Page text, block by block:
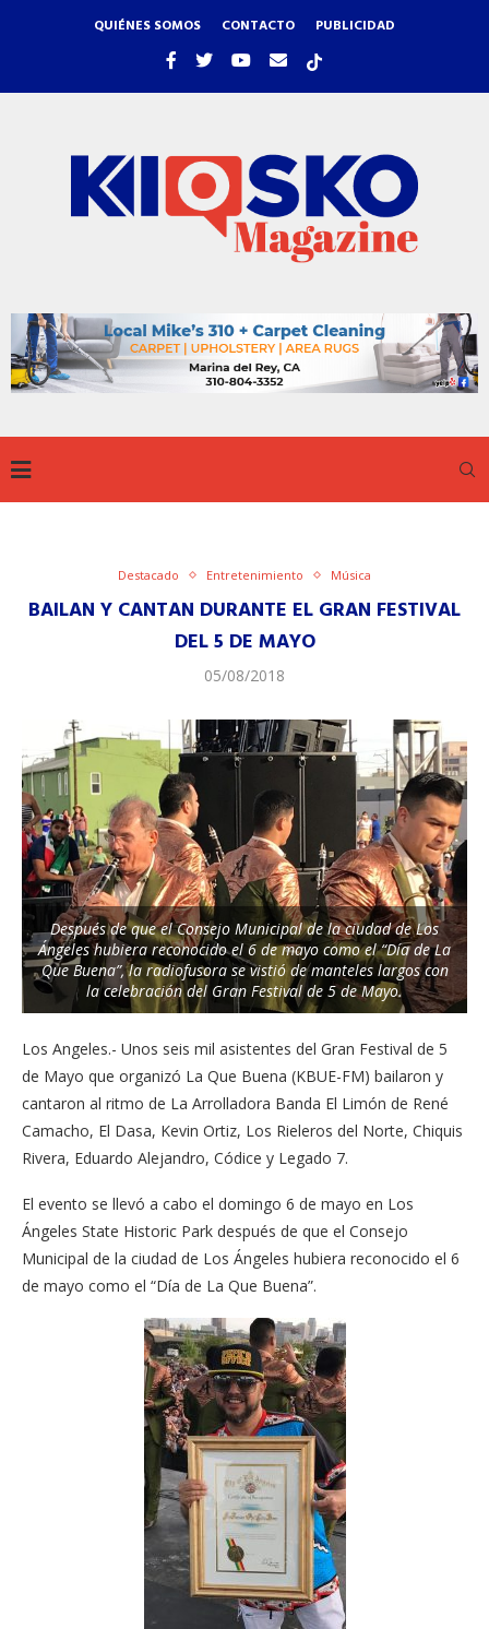
QUIÉNES SOMOS CONTACTO PUBLICIDAD
Destacado Entretenimiento Música
BAILAN Y CANTAN DURANTE EL GRAN FESTIVAL
DEL 5 DE MAYO
05/08/2018
Después de que el Consejo Municipal de la ciudad de Los
Ángeles hubiera reconocido el 6 de mayo como el “Día de La
Que Buena”, la radiofusora se vistió de manteles largos con
la celebración del Gran Festival de 5 de Mayo.
Los Angeles.- Unos seis mil asistentes del Gran Festival de 5
de Mayo que organizó La Que Buena (KBUE-FM) bailaron y
cantaron al ritmo de La Arrolladora Banda El Limón de René
Camacho, El Dasa, Kevin Ortiz, Los Rieleros del Norte, Chiquis
Rivera, Eduardo Alejandro, Códice y Legado 7.
El evento se llevó a cabo el domingo 6 de mayo en Los
Ángeles State Historic Park después de que el Consejo
Municipal de la ciudad de Los Ángeles hubiera reconocido el 6
de mayo como el “Día de La Que Buena”.